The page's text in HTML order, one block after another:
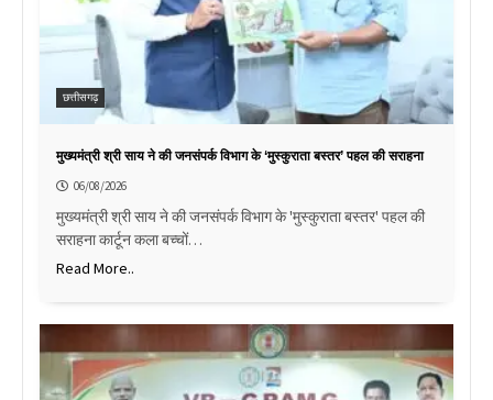
छत्तीसगढ़
मुख्यमंत्री श्री साय ने की जनसंपर्क विभाग के ‘मुस्कुराता बस्तर’ पहल की सराहना
06/08/2026
मुख्यमंत्री श्री साय ने की जनसंपर्क विभाग के 'मुस्कुराता बस्तर' पहल की
सराहना कार्टून कला बच्चों…
Read More..